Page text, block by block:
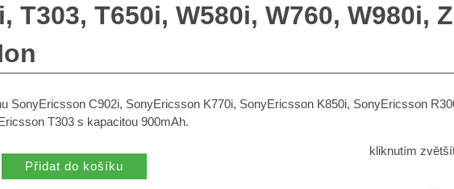
T303, T650i, W580i, W760, W980i,
SonyEricsson C902i, SonyEricsson K770i, SonyEricsson K850i, SonyEricsson
T303 s kapacitou 900mAh.
kliknutím